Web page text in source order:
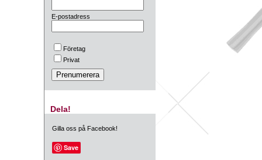
E-postadress
Företag
Privat
Dela!
Gilla oss på Facebook!
Save